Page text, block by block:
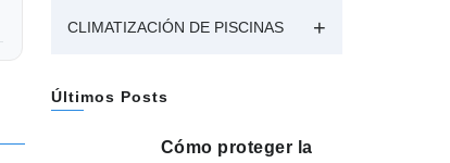
CLIMATIZACIÓN DE PISCINAS
Últimos Posts
Cómo proteger la